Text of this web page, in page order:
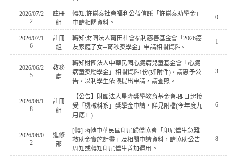
2026/07/2
2
註冊
組
轉知:許崑泰社會福利公益信託「許崑泰助學金」
申請相關資料。
0
2026/07/1
6
註冊
組
轉知:財團法人育田社會福利慈善基金會「2026癌
友家庭子女─育秧獎學金」申請相關資料。
1
2026/06/2
5
教務
處
轉知財團法人中華民國心臟病兒童基金會「心臟
病童獎勵學金」相關資料1份(如附件)，請惠予公
告，以利學生依限提出申請，請查照。
3
2026/06/1
8
註冊
組
【公告】財團法人星隆獎學教育基金會-即日起接
受「機械科系」獎學金申請，詳見附檔(今年度九
月底止)
6
2026/06/0
2
進修
部
[轉] 函轉中華民國印尼歸僑協會「印尼僑生急難
救助金實施計畫」及相關申請資料，請協助公告
周知或轉知印尼僑生善加運用。
8